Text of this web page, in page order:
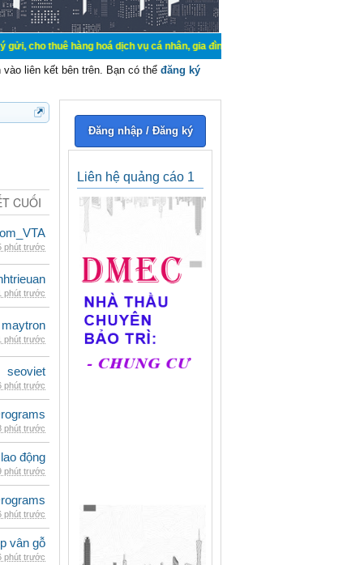
hàng hoá dịch vụ cá nhân, gia đình. Mua bán, ký gửi, cho thuê thiết bị hệ
vào liên kết bên trên. Bạn có thể đăng ký
CUỐI
phút trước
phút trước
maytron
phút trước
seoviet
phút trước
phút trước
động
phút trước
phút trước
vân gỗ
phút trước
Đăng nhập / Đăng ký
Liên hệ quảng cáo 1